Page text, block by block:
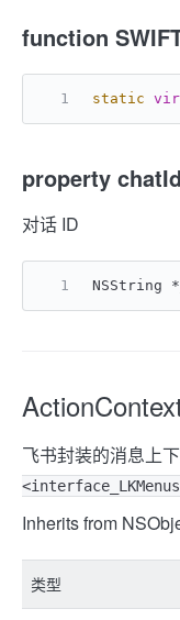
function
static
property chatId
对话 ID
NSString
飞书封装的消息上
Inherits from
类型